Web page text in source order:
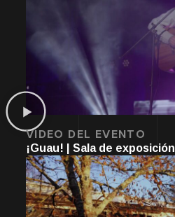
VIDEO DEL EVENTO
¡Guau! | Sala de exposición